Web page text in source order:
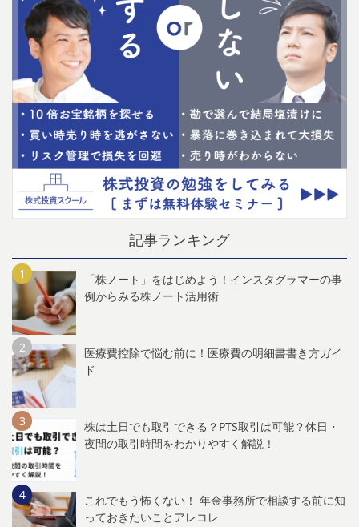
記事ランキング
「株ノート」をはじめよう！インスタグラマーの事
例からみる株ノート活用術
医療費控除で悩む前に！医療費の明細書書き方ガイ
ド
株は土日でも取引できる？PTS取引は可能？休日・
夜間の取引時間をわかりやすく解説！
これでもう怖くない！ 年金事務所で相談する前に知
っておきたいことアレコレ